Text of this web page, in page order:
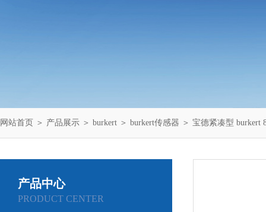
网站首页 ＞ 产品展示 ＞ burkert ＞ burkert传感器 ＞ 宝德紧凑型 burkert
产品中心
PRODUCT CENTER